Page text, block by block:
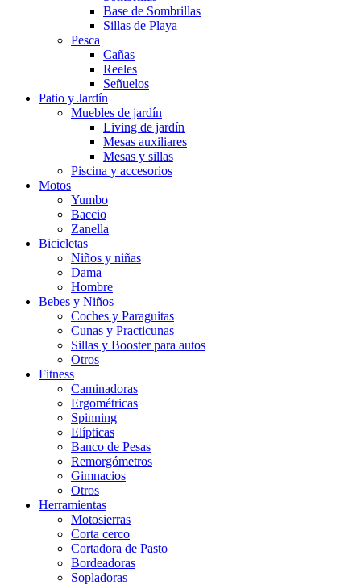
Base de Sombrillas
Sillas de Playa
Pesca
Cañas
Reeles
Señuelos
Patio y Jardín
Muebles de jardín
Living de jardín
Mesas auxiliares
Mesas y sillas
Piscina y accesorios
Motos
Yumbo
Baccio
Zanella
Bicicletas
Niños y niñas
Dama
Hombre
Bebes y Niños
Coches y Paraguitas
Cunas y Practicunas
Sillas y Booster para autos
Otros
Fitness
Caminadoras
Ergométricas
Spinning
Elípticas
Banco de Pesas
Remorgómetros
Gimnacios
Otros
Herramientas
Motosierras
Corta cerco
Cortadora de Pasto
Bordeadoras
Sopladoras